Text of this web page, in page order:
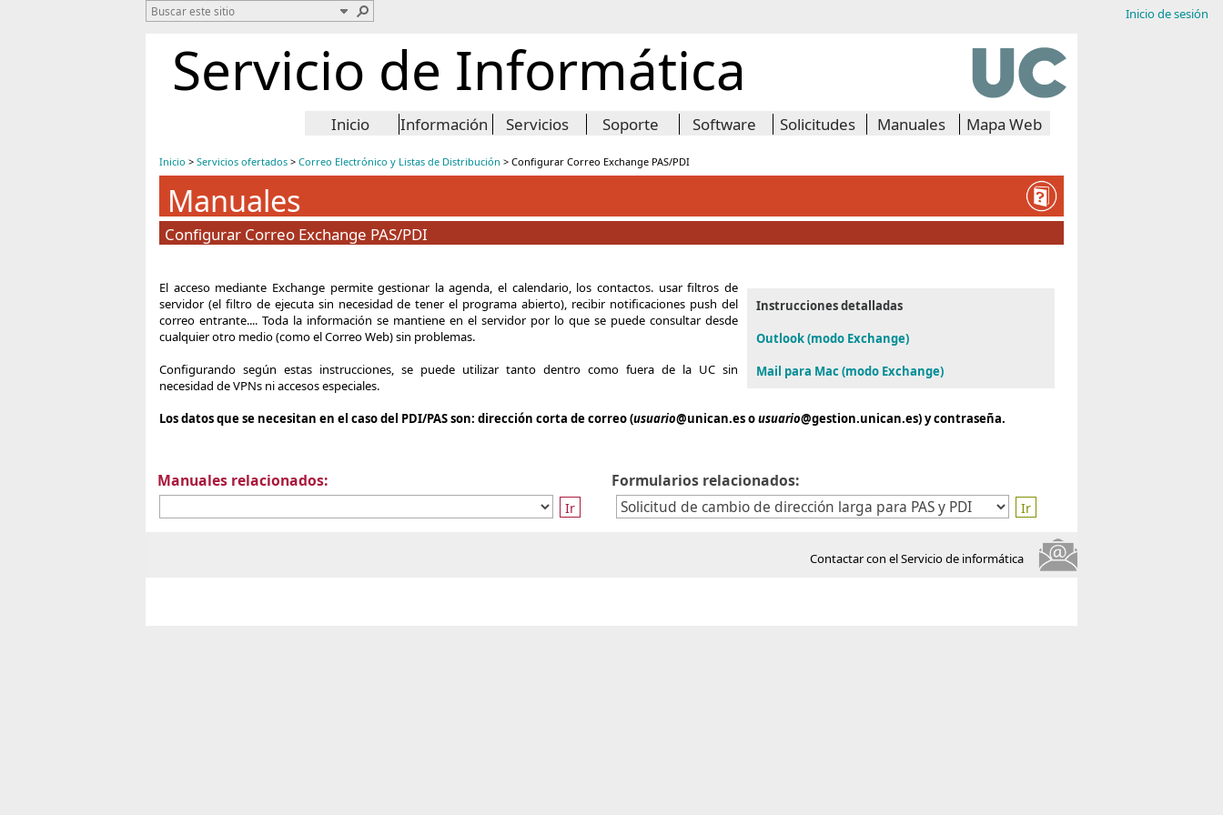
Inicio de sesión
Servicio de Informática
Inicio Información Servicios Soporte Software Solicitudes Manuales Mapa Web
Inicio > Servicios ofertados > Correo Electrónico y Listas de Distribución > Configurar Correo Exchange PAS/PDI
Manuales
Configurar Correo Exchange PAS/PDI
Instrucciones detalladas
Outlook (modo Exchange)
Mail para Mac (modo Exchange)​
El acceso mediante Exchange permite gestionar la agenda, el calendario, los contactos. usar filtros de
servidor (el filtro de ejecuta sin necesidad de tener el programa abierto), recibir notificaciones push del
correo entrante.... Toda la información se mantiene en el servidor por lo que se puede consultar desde
cualquier otro medio (como​ el Correo Web) sin problemas.
Configurando según estas instrucciones, se puede utilizar tanto dentro como fuera de la UC sin
necesidad de VPNs ni accesos especiales.
Los datos que se necesitan en el caso del PDI/PAS son: dirección corta de correo (usuario@unican.es ousuario@gestion.unican.es) y contraseña.
Manuales relacionados:
Ir
Formularios relacionados:
Ir
Contactar con el Servicio de informática